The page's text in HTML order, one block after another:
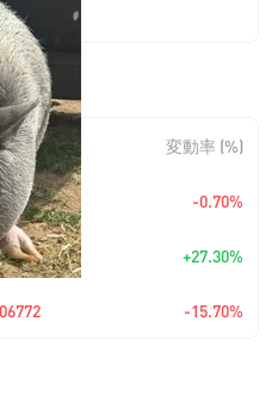
動
変動率 (%)
-0.70%
+27.30%
-15.70%